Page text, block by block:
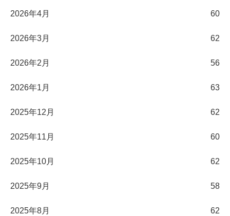
2026年4月 60
2026年3月 62
2026年2月 56
2026年1月 63
2025年12月 62
2025年11月 60
2025年10月 62
2025年9月 58
2025年8月 62